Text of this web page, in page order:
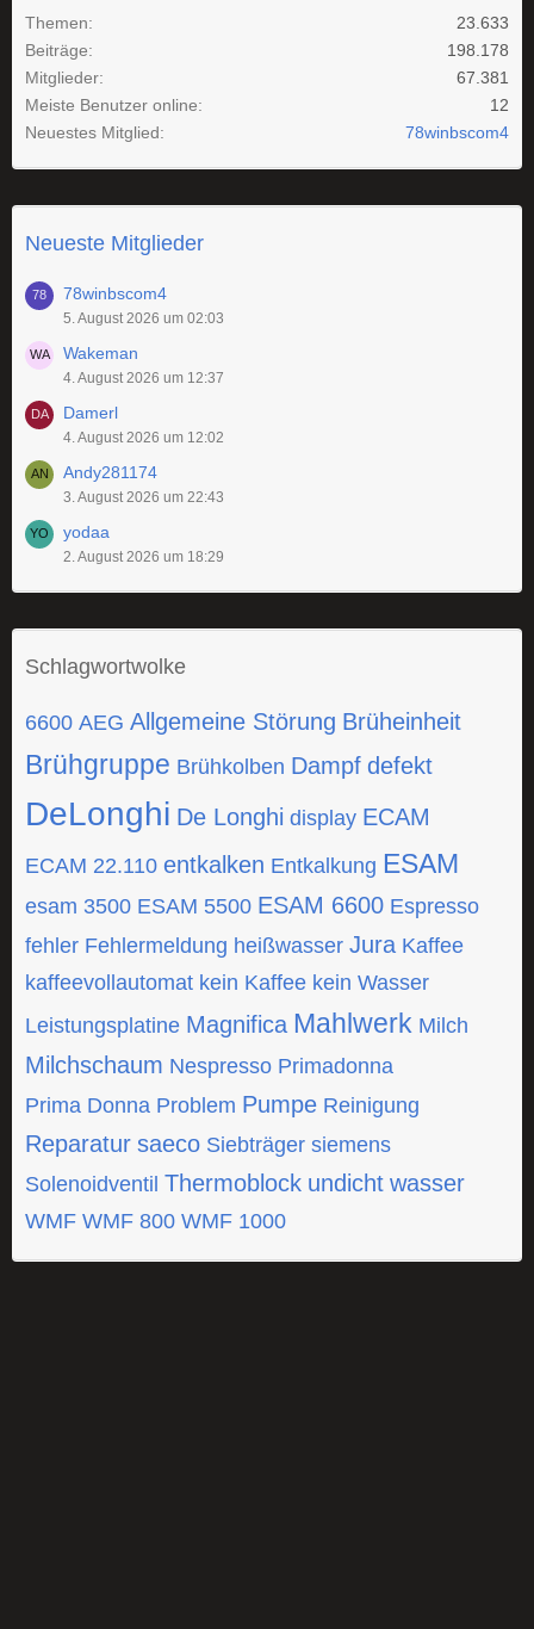
Themen
23.633
Beiträge
198.178
Mitglieder
67.381
Meiste Benutzer online
12
Neuestes Mitglied
78winbscom4
Neueste Mitglieder
78winbscom4
5. August 2026 um 02:03
Wakeman
4. August 2026 um 12:37
Damerl
4. August 2026 um 12:02
Andy281174
3. August 2026 um 22:43
yodaa
2. August 2026 um 18:29
Schlagwortwolke
6600 AEG Allgemeine Störung Brüheinheit
Brühgruppe Brühkolben Dampf defekt
DeLonghi De Longhi display ECAM
ECAM 22.110 entkalken Entkalkung ESAM
esam 3500 ESAM 5500 ESAM 6600 Espresso
fehler Fehlermeldung heißwasser Jura Kaffee
kaffeevollautomat kein Kaffee kein Wasser
Leistungsplatine Magnifica Mahlwerk Milch
Milchschaum Nespresso Primadonna
Prima Donna Problem Pumpe Reinigung
Reparatur saeco Siebträger siemens
Solenoidventil Thermoblock undicht wasser
WMF WMF 800 WMF 1000